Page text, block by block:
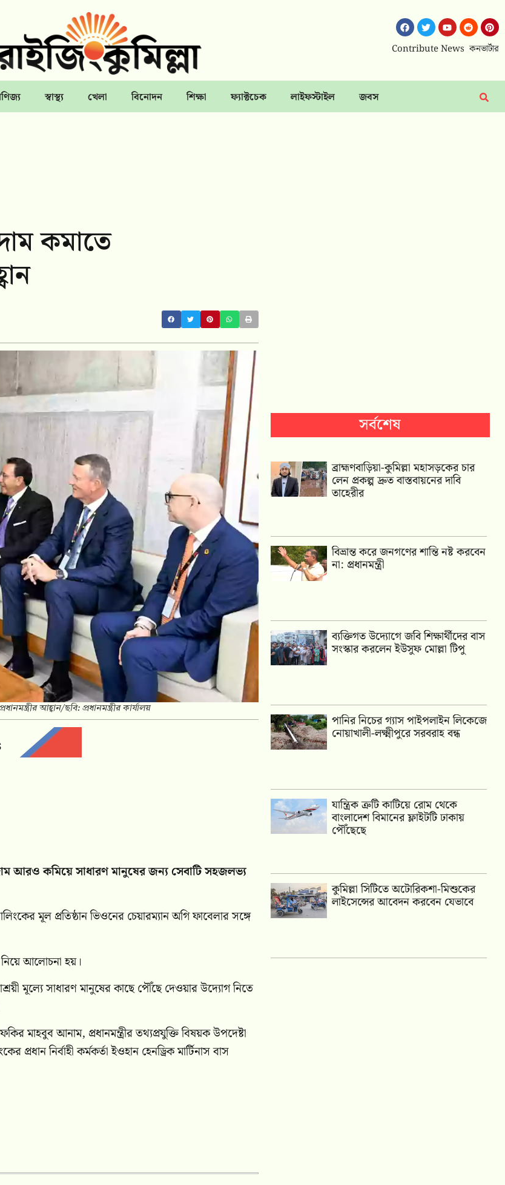
Contribute News কনভার্টার
স্বাস্থ্য খেলা বিনোদন শিক্ষা ফ্যাক্টচেক লাইফস্টাইল জবস
কমাতে
আহ্বান/ছবি: প্রধানমন্ত্রীর কার্যালয়
দাম আরও কমিয়ে সাধারণ মানুষের জন্য সেবাটি সহজলভ্য
মূল প্রতিষ্ঠান ভিওনের চেয়ারম্যান অগি ফাবেলার সঙ্গে
আলোচনা হয়।
মূল্যে সাধারণ মানুষের কাছে পৌঁছে দেওয়ার উদ্যোগ নিতে
মাহবুব আনাম, প্রধানমন্ত্রীর তথ্যপ্রযুক্তি বিষয়ক উপদেষ্টা
নির্বাহী কর্মকর্তা ইওহান হেনড্রিক মার্টিনাস বাস
সর্বশেষ
ব্রাহ্মণবাড়িয়া-কুমিল্লা মহাসড়কের চার
লেন প্রকল্প দ্রুত বাস্তবায়নের দাবি
তাহেরীর
বিভ্রান্ত করে জনগণের শান্তি নষ্ট করবেন
না: প্রধানমন্ত্রী
ব্যক্তিগত উদ্যোগে জবি শিক্ষার্থীদের বাস
সংস্কার করলেন ইউসুফ মোল্লা টিপু
পানির নিচের গ্যাস পাইপলাইন লিকেজে
নোয়াখালী-লক্ষ্মীপুরে সরবরাহ বন্ধ
যান্ত্রিক ত্রুটি কাটিয়ে রোম থেকে
বাংলাদেশ বিমানের ফ্লাইটটি ঢাকায়
পৌঁছেছে
কুমিল্লা সিটিতে অটোরিকশা-মিশুকের
লাইসেন্সের আবেদন করবেন যেভাবে